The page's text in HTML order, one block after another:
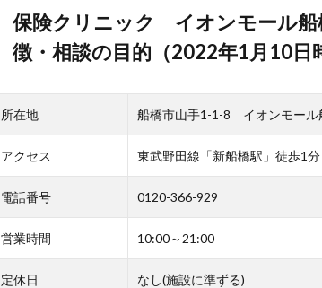
保険クリニック イオンモール船
徴・相談の目的（2022年1月10日
所在地 船橋市山手1-1-8 イオンモール
アクセス 東武野田線「新船橋駅」徒歩1分
電話番号 0120-366-929
営業時間 10:00～21:00
定休日 なし(施設に準ずる)